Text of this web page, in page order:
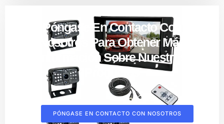
Póngase En Contacto Con
Nosotros Para Obtener Más
Información Sobre Nuestros
Productos
PÓNGASE EN CONTACTO CON NOSOTROS